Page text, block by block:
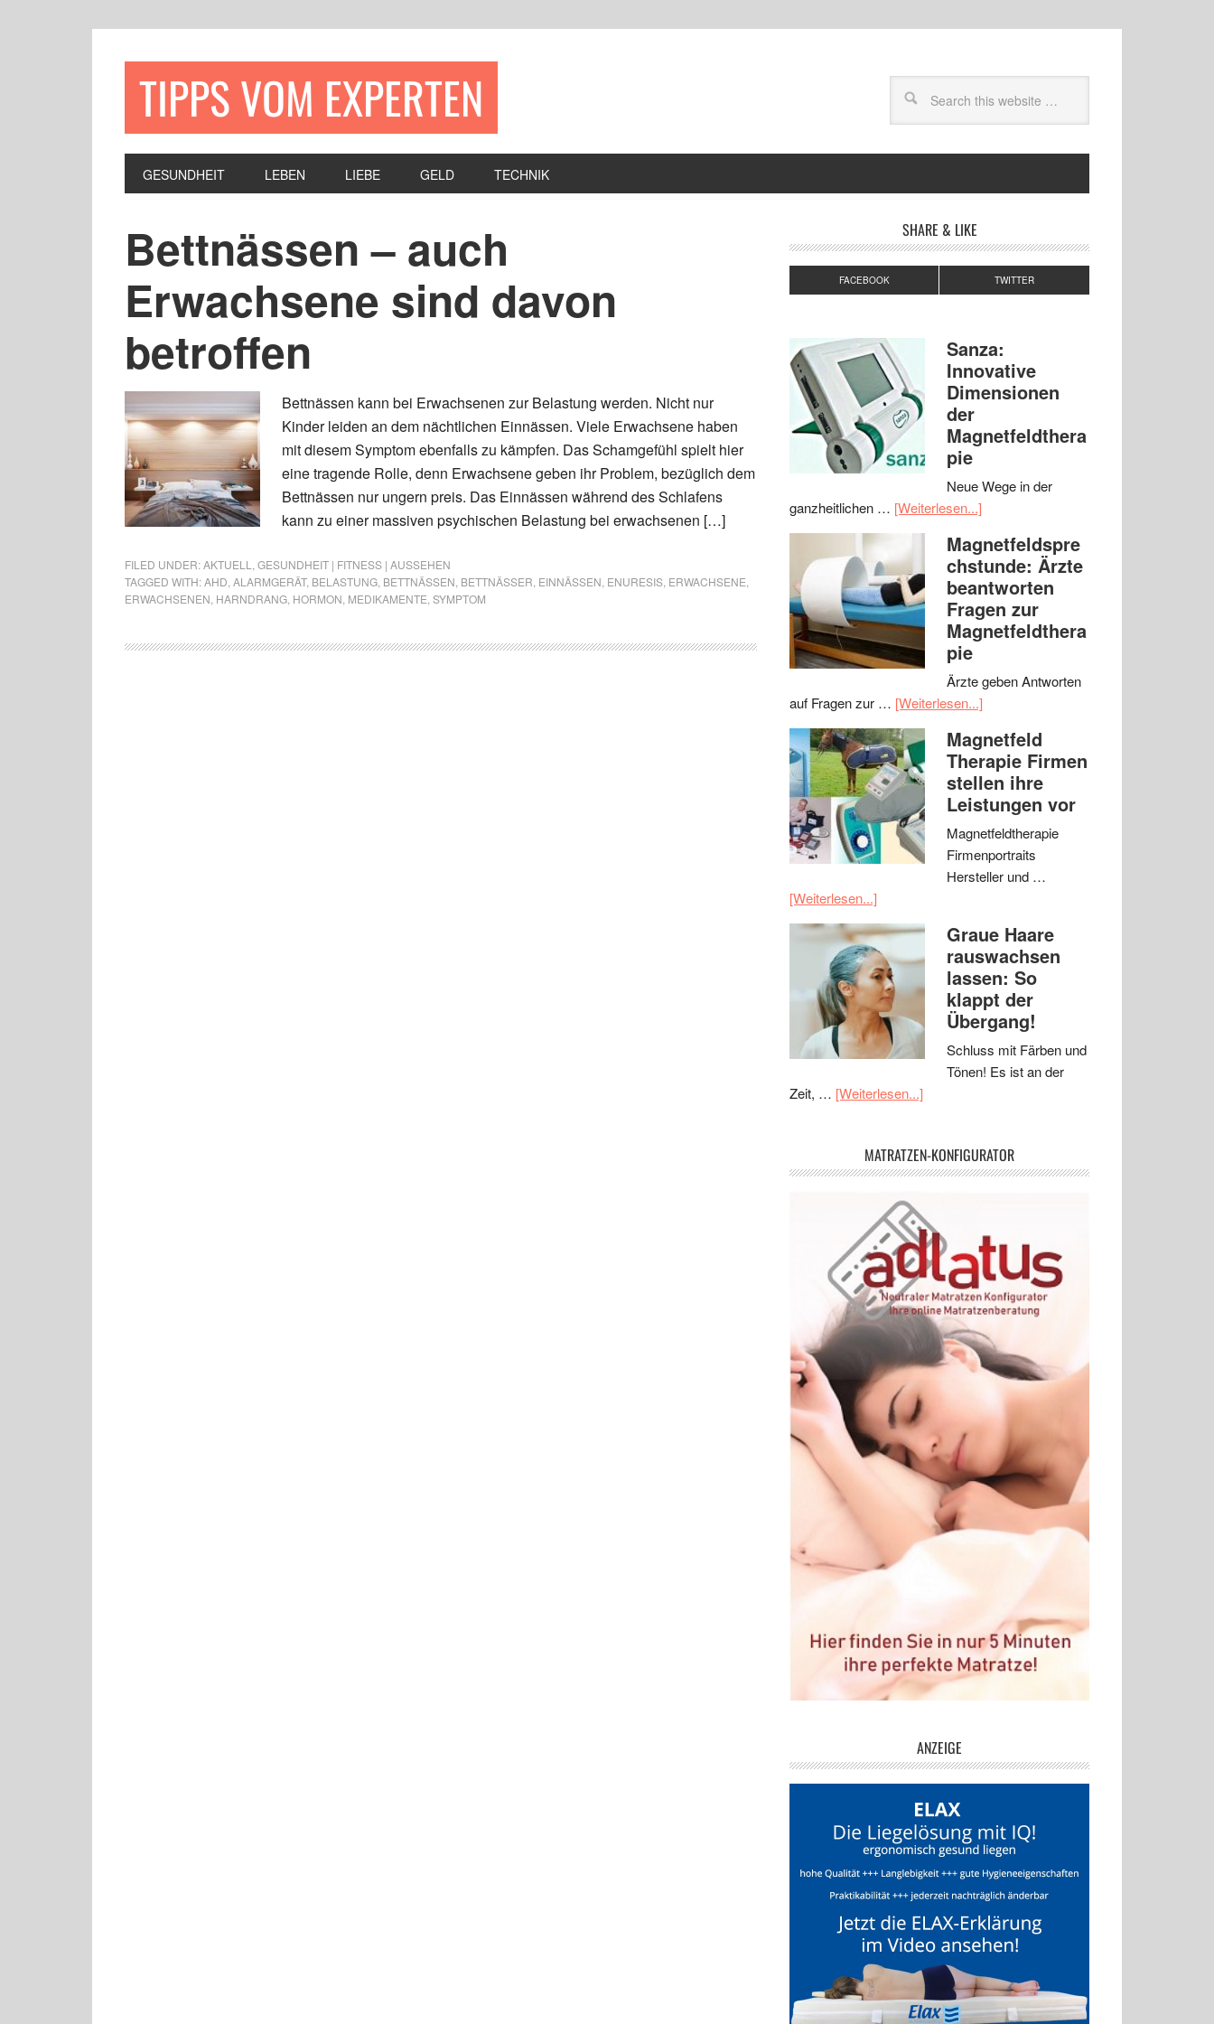
TIPPS VOM EXPERTEN
GESUNDHEIT LEBEN LIEBE GELD TECHNIK
Bettnässen – auch
Erwachsene sind davon
betroffen
Bettnässen kann bei Erwachsenen zur Belastung werden. Nicht nur
Kinder leiden an dem nächtlichen Einnässen. Viele Erwachsene haben
mit diesem Symptom ebenfalls zu kämpfen. Das Schamgefühl spielt hier
eine tragende Rolle, denn Erwachsene geben ihr Problem, bezüglich dem
Bettnässen nur ungern preis. Das Einnässen während des Schlafens
kann zu einer massiven psychischen Belastung bei erwachsenen […]
FILED UNDER:AKTUELL
GESUNDHEIT | FITNESS | AUSSEHEN
TAGGED WITH:AHD ALARMGERÄT, BELASTUNG BETTNÄSSEN BETTNÄSSER EINNÄSSEN ENURESIS ERWACHSENE
ERWACHSENEN HARNDRANG HORMON MEDIKAMENTE SYMPTOM
SHARE & LIKE
FACEBOOK TWITTER
Sanza:
Innovative
Dimensionen
der
Magnetfeldthera
pie
Neue Wege in der
ganzheitlichen … [Weiterlesen...]
Magnetfeldspre
chstunde: Ärzte
beantworten
Fragen zur
Magnetfeldthera
pie
Ärzte geben Antworten
auf Fragen zur … [Weiterlesen...]
Magnetfeld
Therapie Firmen
stellen ihre
Leistungen vor
Magnetfeldtherapie
Firmenportraits
Hersteller und …
[Weiterlesen...]
Graue Haare
rauswachsen
lassen: So
klappt der
Übergang!
Schluss mit Färben und
Tönen! Es ist an der
Zeit, … [Weiterlesen...]
MATRATZEN-KONFIGURATOR
ANZEIGE